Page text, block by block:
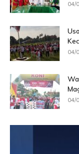
04/
04/
04/